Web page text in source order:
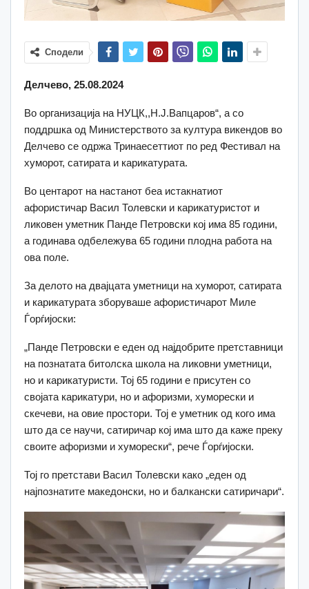
Сподели
Делчево, 25.08.2024
Во организација на НУЦК,,Н.Ј.Вапцаров“, а со
поддршка од Министерството за култура викендов во
Делчево се одржа Тринаесеттиот по ред Фестивал на
хуморот, сатирата и карикатурата.
Во центарот на настанот беа истакнатиот
афористичар Васил Толевски и карикатуристот и
ликовен уметник Панде Петровски кој има 85 години,
а годинава одбележува 65 години плодна работа на
ова поле.
За делото на двајцата уметници на хуморот, сатирата
и карикатурата зборуваше афористичарот Миле
Ѓорѓијоски:
„Панде Петровски е еден од најдобрите претставници
на познатата битолска школа на ликовни уметници,
но и карикатуристи. Тој 65 години е присутен со
својата карикатури, но и афоризми, хуморески и
скечеви, на овие простори. Тој е уметник од кого има
што да се научи, сатиричар кој има што да каже преку
своите афоризми и хуморески“, рече Ѓорѓијоски.
Тој го претстави Васил Толевски како „еден од
најпознатите македонски, но и балкански сатиричари“.